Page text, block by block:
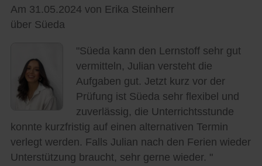
Am 31.05.2024 von Erika Steinherr
über Süeda
"Süeda kann den Lernstoff sehr gut
vermitteln, Julian versteht die
Aufgaben gut. Jetzt kurz vor der
Prüfung ist Süeda sehr flexibel und
zuverlässig, die Unterrichtsstunde
konnte kurzfristig auf einen alternativen Termin
verlegt werden. Falls Julian nach den Ferien wieder
Unterstützung braucht, sehr gerne wieder. "